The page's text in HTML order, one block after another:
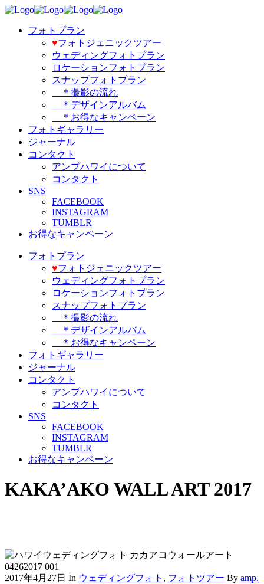
フォトプラン
♥️フォトジェニックツアー
ウェディングフォトプラン
ロケーションフォトプラン
スナップフォトプラン
＊撮影の流れ
＊デザインアルバム
＊お得なキャンペーン
フォトギャラリー
ジャーナル
コンタクト
アンプハワイについて
コンタクト
SNS
FACEBOOK
INSTAGRAM
TUMBLR
お得なキャンペーン
フォトプラン
♥️フォトジェニックツアー
ウェディングフォトプラン
ロケーションフォトプラン
スナップフォトプラン
＊撮影の流れ
＊デザインアルバム
＊お得なキャンペーン
フォトギャラリー
ジャーナル
コンタクト
アンプハワイについて
コンタクト
SNS
FACEBOOK
INSTAGRAM
TUMBLR
お得なキャンペーン
KAKA’AKO WALL ART 2017
2017年4月27日 In ウェディングフォト , フォトツアー By amp.